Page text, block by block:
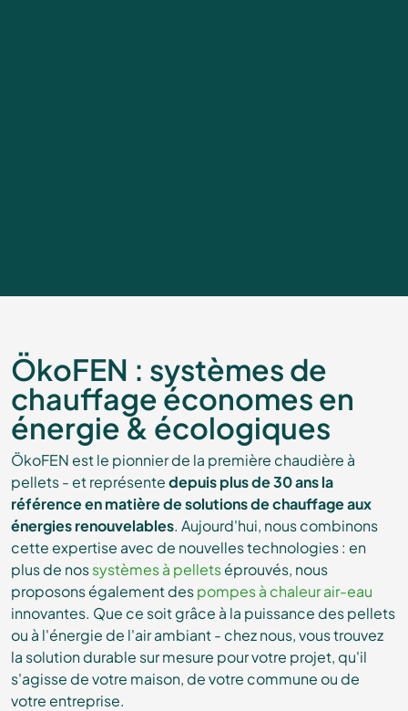
ÖkoFEN : systèmes de
chauffage économes en
énergie & écologiques
ÖkoFEN est le pionnier de la première chaudière à
pellets - et représentedepuis plus de 30 ans la
référence en matière de solutions de chauffage aux
énergies renouvelables. Aujourd'hui, nous combinons
cette expertise avec de nouvelles technologies : en
plus de nossystèmes à pelletséprouvés, nous
proposons également despompes à chaleur air-eau
innovantes. Que ce soit grâce à la puissance des pellets
ou à l'énergie de l'air ambiant - chez nous, vous trouvez
la solution durable sur mesure pour votre projet, qu'il
s'agisse de votre maison, de votre commune ou de
votre entreprise.